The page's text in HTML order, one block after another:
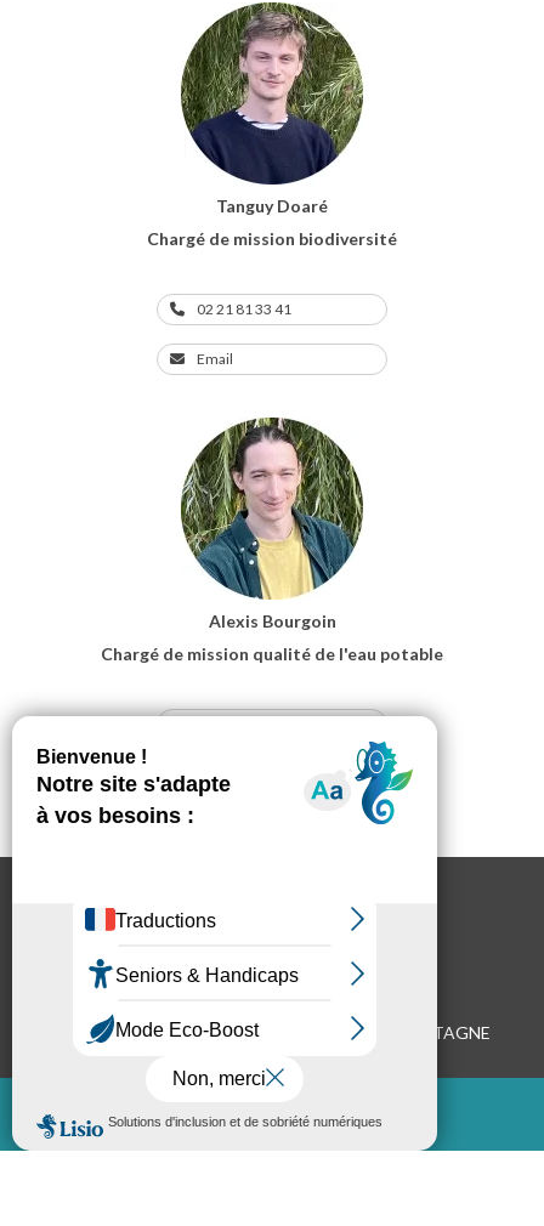
Tanguy Doaré
Chargé de mission biodiversité
02 21 81 33 41
Email
Alexis Bourgoin
Chargé de mission qualité de l'eau potable
Email
OBSERVATOIRE DE L'ENVIRONNEMENT EN BRETAGNE
35200 Rennes